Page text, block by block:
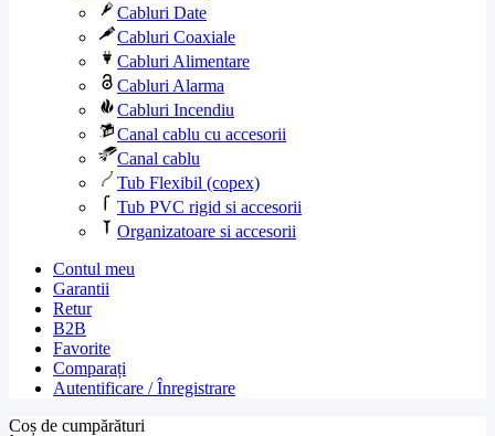
Cabluri Date
Cabluri Coaxiale
Cabluri Alimentare
Cabluri Alarma
Cabluri Incendiu
Canal cablu cu accesorii
Canal cablu
Tub Flexibil (copex)
Tub PVC rigid si accesorii
Organizatoare si accesorii
Contul meu
Garantii
Retur
B2B
Favorite
Comparați
Autentificare / Înregistrare
Coș de cumpărături